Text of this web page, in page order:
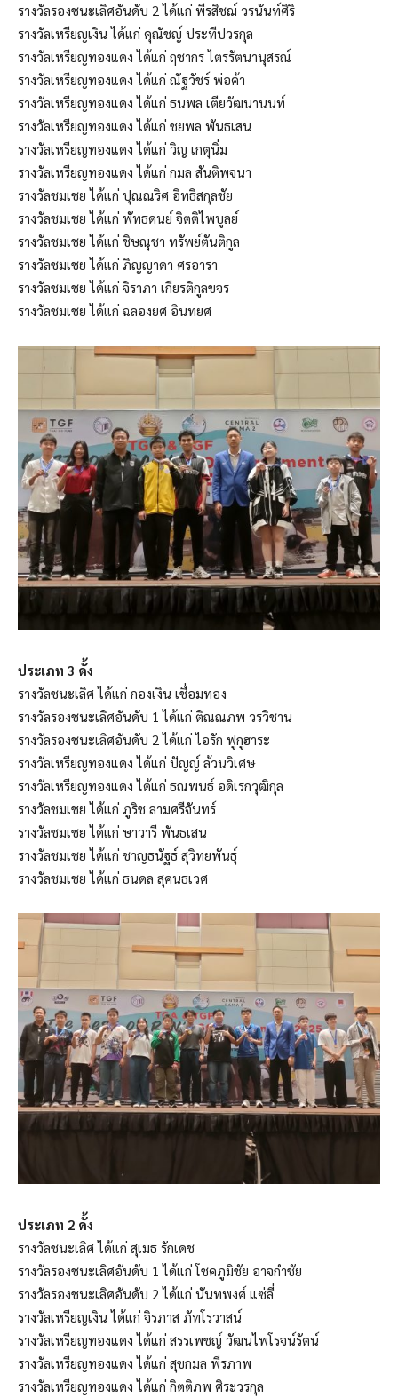
รางวัลรองชนะเลิศอันดับ 2 ได้แก่ พีรสิชฌ์ วรนันท์ศิริ
รางวัลเหรียญเงิน ได้แก่ คุณัชญ์ ประทีปวรกุล
รางวัลเหรียญทองแดง ได้แก่ ฤชากร ไตรรัตนานุสรณ์
รางวัลเหรียญทองแดง ได้แก่ ณัฐวัชร์ พ่อค้า
รางวัลเหรียญทองแดง ได้แก่ ธนพล ​เตียวัฒนานนท์
รางวัลเหรียญทองแดง ได้แก่ ชยพล พันธเสน
รางวัลเหรียญทองแดง ได้แก่ วิญ เกตุนิ่ม
รางวัลเหรียญทองแดง ได้แก่ กมล สันติพจนา
รางวัลชมเชย ได้แก่ ปุณณริศ อิทธิสกุลชัย
รางวัลชมเชย ได้แก่ พัทธดนย์ จิตติไพบูลย์
รางวัลชมเชย ได้แก่ ชิษณุชา ทรัพย์ตันติกูล
รางวัลชมเชย ได้แก่ ภิญญาดา ศรอารา
รางวัลชมเชย ได้แก่ จิราภา เกียรติกูลขจร
รางวัลชมเชย ได้แก่ ฉลองยศ อินทยศ
ประเภท 3 ดั้ง
รางวัลชนะเลิศ ได้แก่ กองเงิน เชื่อมทอง
รางวัลรองชนะเลิศอันดับ 1 ได้แก่ ติณณภพ วรวิชาน
รางวัลรองชนะเลิศอันดับ 2 ได้แก่ ไอรัก ฟูกูฮาระ
รางวัลเหรียญทองแดง ได้แก่ ปัญญ์ ล้วนวิเศษ
รางวัลเหรียญทองแดง ได้แก่ ธณพนธ์ อดิเรกวุฒิกุล
รางวัลชมเชย ได้แก่ ภูริช ลามศรีจันทร์
รางวัลชมเชย ได้แก่ ษาวารี พันธเสน
รางวัลชมเชย ได้แก่ ชาญธนัฐธ์ สุวิทยพันธุ์
รางวัลชมเชย ได้แก่ ธนดล สุคนธเวศ
ประเภท 2 ดั้ง
รางวัลชนะเลิศ ได้แก่ สุเมธ รักเดช
รางวัลรองชนะเลิศอันดับ 1 ได้แก่ โชคภูมิชัย อาจกำชัย
รางวัลรองชนะเลิศอันดับ 2 ได้แก่ นันทพงศ์ แซ่ลี่
รางวัลเหรียญเงิน ได้แก่ จิรภาส ภัทโรวาสน์
รางวัลเหรียญทองแดง ได้แก่ สรรเพชญ์ วัฒนไพโรจน์รัตน์
รางวัลเหรียญทองแดง ได้แก่ สุขกมล พีรภาพ
รางวัลเหรียญทองแดง ได้แก่ กิตติภพ ศิระวรกุล